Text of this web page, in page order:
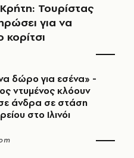
Τουρίστας
για να
δώρο για εσένα» -
ντυμένος κλόουν
άνδρα σε στάση
στο Ιλινόι